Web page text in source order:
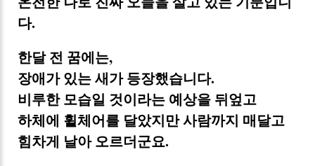
다.
한달 전 꿈에는,
장애가 있는 새가 등장했습니다.
비루한 모습일 것이라는 예상을 뒤엎고
하체에 휠체어를 달았지만 사람까지 매달고
힘차게 날아 오르더군요.